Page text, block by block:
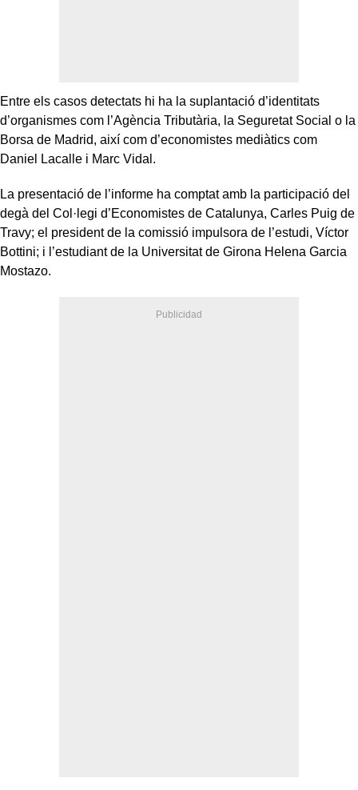
Entre els casos detectats hi ha la suplantació d’identitats
d’organismes com l’Agència Tributària, la Seguretat Social o la
Borsa de Madrid, així com d’economistes mediàtics com
Daniel Lacalle i Marc Vidal.
La presentació de l’informe ha comptat amb la participació del
degà del Col·legi d’Economistes de Catalunya, Carles Puig de
Travy; el president de la comissió impulsora de l’estudi, Víctor
Bottini; i l’estudiant de la Universitat de Girona Helena Garcia
Mostazo.